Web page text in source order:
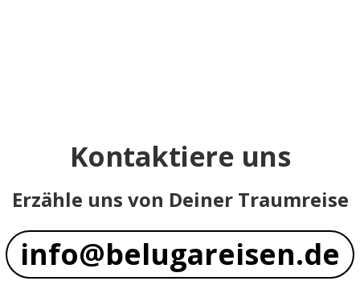
Kontaktiere uns
Erzähle uns von Deiner Traumreise
info@belugareisen.de